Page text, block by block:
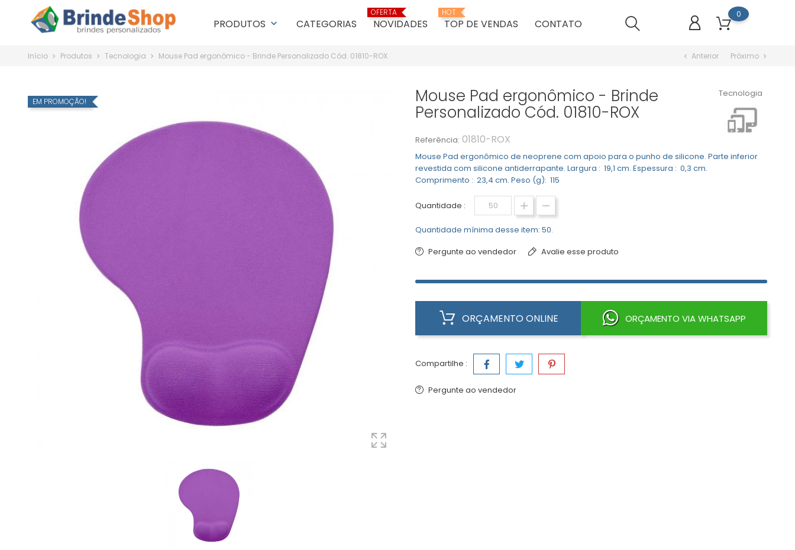
PRODUTOS keyboard_arrow_down CATEGORIAS
OFERTA
NOVIDADES
HOT
TOP DE VENDAS CONTATO
0
Início Produtos Tecnologia Mouse Pad ergonômico - Brinde Personalizado Cód. 01810-ROX chevron_left Anterior Próximo chevron_right
EM PROMOÇÃO! Mouse Pad ergonômico - Brinde
Personalizado Cód. 01810-ROX
Referência: 01810-ROX
Mouse Pad ergonômico de neoprene com apoio para o punho de silicone. Parte inferior
revestida com silicone antiderrapante. Largura : 19,1 cm. Espessura : 0,3 cm.
Comprimento : 23,4 cm. Peso (g): 115
Quantidade :
Quantidade mínima desse item: 50.
Pergunte ao vendedor
Avalie esse produto
ORÇAMENTO ONLINE ORÇAMENTO VIA WHATSAPP
Compartilhe :
Tecnologia
Pergunte ao vendedor